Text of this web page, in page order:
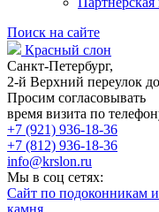
Поиск на сайте
Красный слон
Санкт-Петербург,
2-й Верхний переулок
Просим согласовывать
время визита по
+7 (921) 936-18-36
+7 (812) 936-18-36
info@krslon.ru
Мы в соц сетях:
Сайт по подоконникам
камня